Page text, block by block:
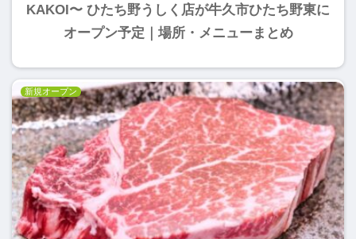
KAKOI〜 ひたち野うしく店が牛久市ひたち野東に
オープン予定｜場所・メニューまとめ
新規オープン